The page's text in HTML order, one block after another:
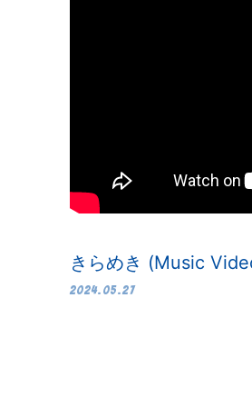
きらめき (Music
2024.05.27